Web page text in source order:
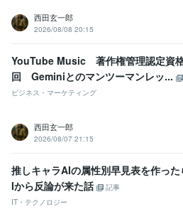
西田玄一郎
2026/08/08 20:15
YouTube Music 著作権管理認定資
回 Geminiとのマンツーマンレッ...
ビジネス・マーケティング
西田玄一郎
2026/08/07 21:15
推しキャラAIの属性別早見表を作っ
Iから反論が来た話
記事
IT・テクノロジー